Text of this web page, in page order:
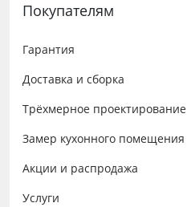
Покупателям
Гарантия
Доставка и сборка
Трёхмерное проектирование
Замер кухонного помещения
Акции и распродажа
Услуги